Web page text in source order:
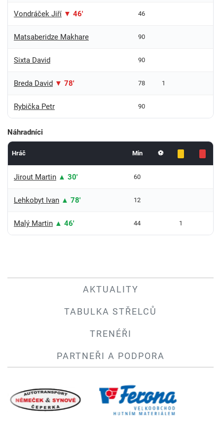
Vondráček Jiří ▼ 46' 46
Matsaberidze Makhare 90
Sixta David 90
Breda David ▼ 78' 78 1
Rybička Petr 90
Náhradníci
Hráč Min ⚽
Jirout Martin ▲ 30' 60
Lehkobyt Ivan ▲ 78' 12
Malý Martin ▲ 46' 44 1
AKTUALITY
TABULKA STŘELCŮ
TRENÉŘI
PARTNEŘI A PODPORA